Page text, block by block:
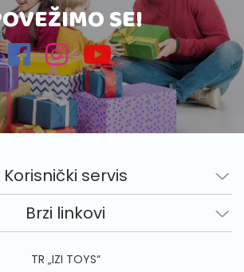
SE!
Korisnički servis
Brzi linkovi
TR „IZI TOYS“